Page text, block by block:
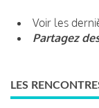
Voir les
Partagez
LES